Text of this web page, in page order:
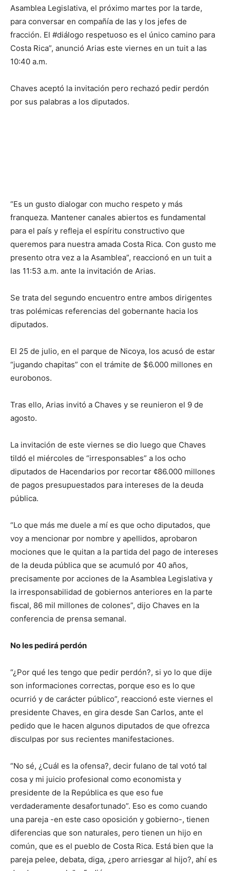
Asamblea Legislativa, el próximo martes por la tarde,
para conversar en compañía de las y los jefes de
fracción. El #diálogo respetuoso es el único camino para
Costa Rica”, anunció Arias este viernes en un tuit a las
10:40 a.m.
Chaves aceptó la invitación pero rechazó pedir perdón
por sus palabras a los diputados.
“Es un gusto dialogar con mucho respeto y más
franqueza. Mantener canales abiertos es fundamental
para el país y refleja el espíritu constructivo que
queremos para nuestra amada Costa Rica. Con gusto me
presento otra vez a la Asamblea”, reaccionó en un tuit a
las 11:53 a.m. ante la invitación de Arias.
Se trata del segundo encuentro entre ambos dirigentes
tras polémicas referencias del gobernante hacia los
diputados.
El 25 de julio, en el parque de Nicoya, los acusó de estar
“jugando chapitas” con el trámite de $6.000 millones en
eurobonos.
Tras ello, Arias invitó a Chaves y se reunieron el 9 de
agosto.
La invitación de este viernes se dio luego que Chaves
tildó el miércoles de “irresponsables” a los ocho
diputados de Hacendarios por recortar ¢86.000 millones
de pagos presupuestados para intereses de la deuda
pública.
“Lo que más me duele a mí es que ocho diputados, que
voy a mencionar por nombre y apellidos, aprobaron
mociones que le quitan a la partida del pago de intereses
de la deuda pública que se acumuló por 40 años,
precisamente por acciones de la Asamblea Legislativa y
la irresponsabilidad de gobiernos anteriores en la parte
fiscal, 86 mil millones de colones”, dijo Chaves en la
conferencia de prensa semanal.
No les pedirá perdón
“¿Por qué les tengo que pedir perdón?, si yo lo que dije
son informaciones correctas, porque eso es lo que
ocurrió y de carácter público”, reaccionó este viernes el
presidente Chaves, en gira desde San Carlos, ante el
pedido que le hacen algunos diputados de que ofrezca
disculpas por sus recientes manifestaciones.
“No sé, ¿Cuál es la ofensa?, decir fulano de tal votó tal
cosa y mi juicio profesional como economista y
presidente de la República es que eso fue
verdaderamente desafortunado”. Eso es como cuando
una pareja -en este caso oposición y gobierno-, tienen
diferencias que son naturales, pero tienen un hijo en
común, que es el pueblo de Costa Rica. Está bien que la
pareja pelee, debata, diga, ¿pero arriesgar al hijo?, ahí es